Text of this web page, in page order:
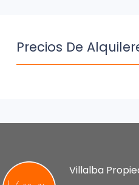
Precios De
Villalba